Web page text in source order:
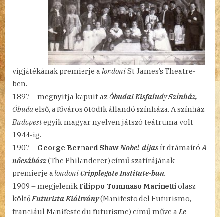
vígjátékának premierje a londoniSt James’s Theatre-
ben.
1897 – megnyitja kapuit az Óbudai Kisfaludy Színház,
Óbudaelső, a főváros ötödik állandó színháza. A színház
Budapestegyik magyar nyelven játszó teátruma volt
1944-ig.
1907 – George Bernard ShawNobel-díjasír drámaíróA
nőcsábász(The Philanderer) című szatírájának
premierje a londoniCripplegate Institute-ban.
1909 – megjelenik Filippo Tommaso Marinettiolasz
költőFuturista Kiáltvány(Manifesto del Futurismo,
franciául Manifeste du futurisme) című műve aLe